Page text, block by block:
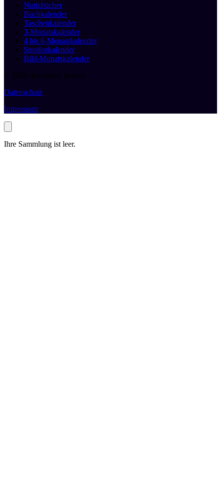
Notizbücher
Buchkalender
Taschenkalender
3-Monatskalender
4 bis 6-Monatskalender
Streifenkalender
Bild-Monatskalender
© 2026 druckhaus boeken
Datenschutz
Impressum
Ihre Sammlung ist leer.